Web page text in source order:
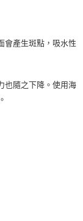
會產生斑點，吸水性
也隨之下降。使用海